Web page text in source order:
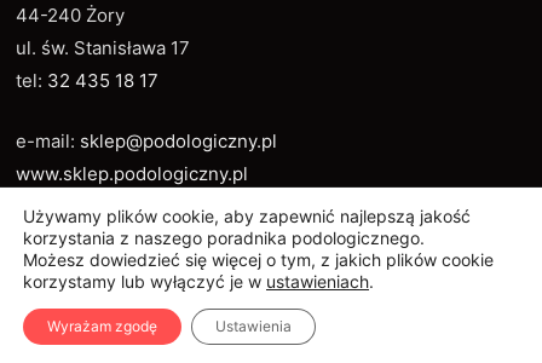
44-240 Żory
ul. św. Stanisława 17
tel: 32 435 18 17
e-mail: sklep@podologiczny.pl
www.sklep.podologiczny.pl
Copyright © 2018sklep.podologiczny.pl
Powered byWordPressandBam.
Używamy plików cookie, aby zapewnić najlepszą jakość
korzystania z naszego poradnika podologicznego.
Możesz dowiedzieć się więcej o tym, z jakich plików cookie
korzystamy lub wyłączyć je w ustawieniach.
Wyrażam zgodę Ustawienia